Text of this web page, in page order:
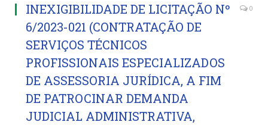
INEXIGIBILIDADE DE LICITAÇÃO Nº
6/2023-021 (CONTRATAÇÃO DE
SERVIÇOS TÉCNICOS
PROFISSIONAIS ESPECIALIZADOS
DE ASSESSORIA JURÍDICA, A FIM
DE PATROCINAR DEMANDA
JUDICIAL ADMINISTRATIVA,
0